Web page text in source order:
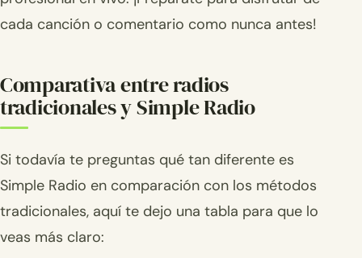
cada canción o comentario como nunca antes!
Comparativa entre radios
tradicionales y Simple Radio
Si todavía te preguntas qué tan diferente es
Simple Radio en comparación con los métodos
tradicionales, aquí te dejo una tabla para que lo
veas más claro: